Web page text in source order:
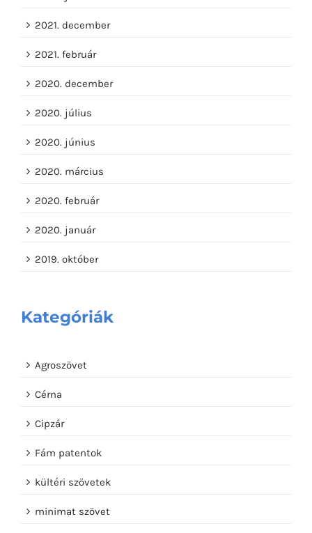
2021. december
2021. február
2020. december
2020. július
2020. június
2020. március
2020. február
2020. január
2019. október
Kategóriák
Agroszövet
Cérna
Cipzár
Fám patentok
kültéri szövetek
minimat szövet